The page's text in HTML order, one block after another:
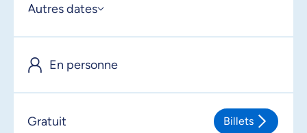
Autres dates
En personne
Gratuit Billets